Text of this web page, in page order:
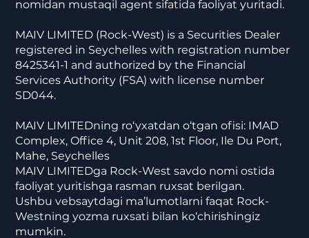
nomidan mustaqil agent sifatida faoliyat yuritadi.
MAIV LIMITED (Rock-West) is a Securities Dealer
registered in Seychelles with registration number
8425341-1 and authorized by the Financial
Services Authority (FSA) with license number
SD044.
MAIV LIMITEDning ro‘yxatdan o‘tgan ofisi: IMAD
Complex, Office 4, Unit 208, 1st Floor, Ile Du Port,
Mahe, Seychelles
MAIV LIMITEDga Rock-West savdo nomi ostida
faoliyat yuritishga rasman ruxsat berilgan.
Ushbu vebsaytdagi ma’lumotlarni faqat Rock-
Westning yozma ruxsati bilan ko‘chirishingiz
mumkin.